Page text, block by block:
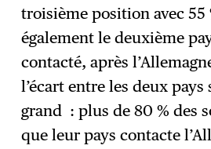
troisième position avec 55
également le deuxième
contacté, après
l’écart entre les deux
grand : plus de 80 % des
que leur pays contacte